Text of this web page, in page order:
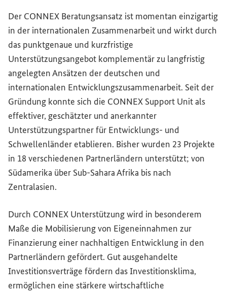
Der CONNEX Beratungsansatz ist momentan einzigartig
in der internationalen Zusammenarbeit und wirkt durch
das punktgenaue und kurzfristige
Unterstützungsangebot komplementär zu langfristig
angelegten Ansätzen der deutschen und
internationalen Entwicklungszusammenarbeit. Seit der
Gründung konnte sich die CONNEX Support Unitals
effektiver, geschätzter und anerkannter
Unterstützungspartner für Entwicklungs- und
Schwellenländer etablieren. Bisher wurden 23 Projekte
in 18 verschiedenen Partnerländern unterstützt; von
Südamerika über Sub-Sahara Afrika bis nach
Zentralasien.
Durch CONNEX Unterstützung wird in besonderem
Maße die Mobilisierung von Eigeneinnahmen zur
Finanzierung einer nachhaltigen Entwicklung in den
Partnerländern gefördert. Gut ausgehandelte
Investitionsverträge fördern das Investitionsklima,
ermöglichen eine stärkere wirtschaftliche